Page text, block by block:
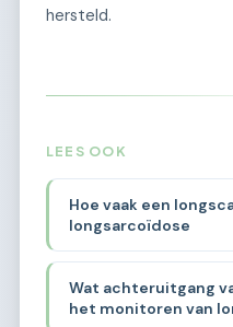
hersteld.
LEES OOK
Hoe vaak een
longsarcoïdose
Wat achteruitgang
het monitoren van